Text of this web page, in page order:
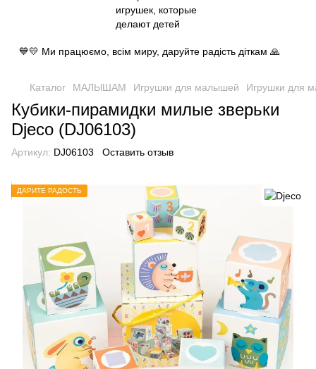
💙💛 Ми працюємо, всім миру, даруйте радість діткам 🙏
Каталог МАЛЫШАМ Игрушки для малышей Игрушки для
Кубики-пирамидки милые зверьки
Djeco (DJ06103)
Артикул: DJ06103 Оставить отзыв
ДАРИТЕ РАДОСТЬ